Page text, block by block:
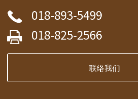
018-893-5499
018-825-2566
联络我们